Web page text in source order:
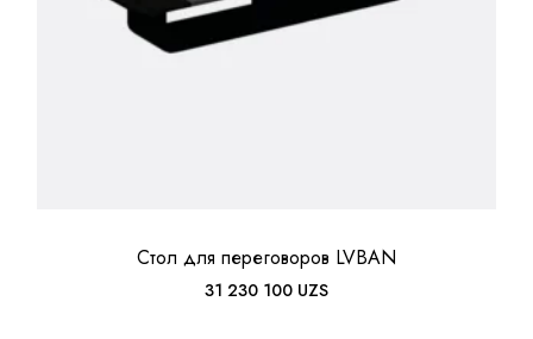
Стол для переговоров LVBAN
31 230 100 UZS